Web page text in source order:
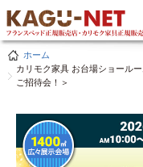
ホーム
カリモク家具 お台場ショール
ご招待会！＞